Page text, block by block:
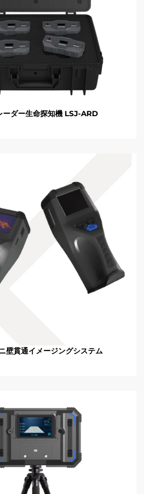
ーダー生命探知機 LSJ-ARD
壁貫通イメージングシステム